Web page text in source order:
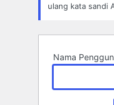
ulang kata sandi
Nama